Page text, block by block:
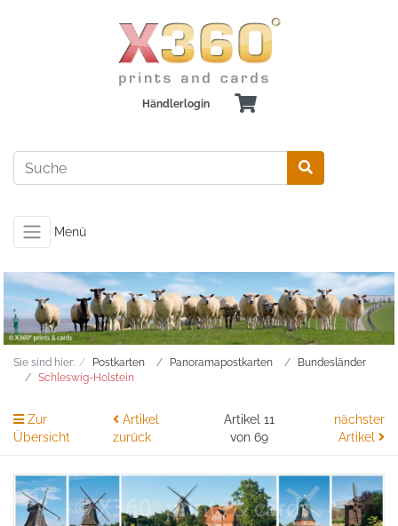
Händlerlogin
Menü
Sie sind hier: Postkarten Panoramapostkarten
Bundesländer
Schleswig-Holstein
Zur
Übersicht
Artikel
zurück
Artikel 11
von 69
nächster
Artikel